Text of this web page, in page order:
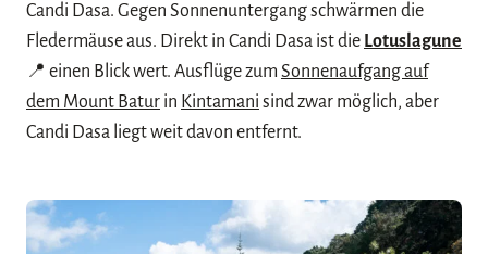
Candi Dasa. Gegen Sonnenuntergang schwärmen die
Fledermäuse aus. Direkt in Candi Dasa ist die Lotuslagune
📍 einen Blick wert. Ausflüge zum Sonnenaufgang auf
dem Mount Batur in Kintamani sind zwar möglich, aber
Candi Dasa liegt weit davon entfernt.